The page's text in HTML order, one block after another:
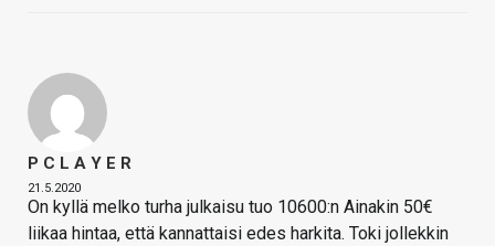
P C L A Y E R
21.5.2020
On kyllä melko turha julkaisu tuo 10600:n Ainakin 50€
liikaa hintaa, että kannattaisi edes harkita. Toki jollekkin